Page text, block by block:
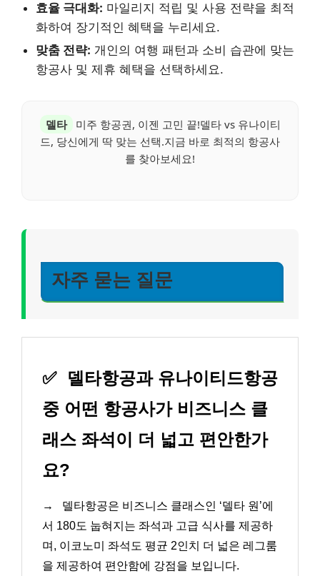
효율 극대화: 마일리지 적립 및 사용 전략을 최적
화하여 장기적인 혜택을 누리세요.
맞춤 전략: 개인의 여행 패턴과 소비 습관에 맞는
항공사 및 제휴 혜택을 선택하세요.
델타
미주 항공권, 이젠 고민 끝!델타 vs 유나이티
드, 당신에게 딱 맞는 선택.지금 바로 최적의 항공사
를 찾아보세요!
자주 묻는 질문
✅
델타항공과 유나이티드항공
중 어떤 항공사가 비즈니스 클
래스 좌석이 더 넓고 편안한가
요?
→
델타항공은 비즈니스 클래스인 ‘델타 원’에
서 180도 눕혀지는 좌석과 고급 식사를 제공하
며, 이코노미 좌석도 평균 2인치 더 넓은 레그룸
을 제공하여 편안함에 강점을 보입니다.